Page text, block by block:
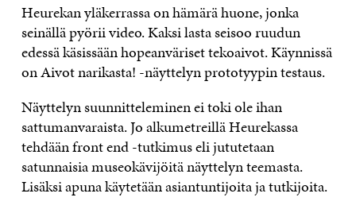
Heurekan yläkerrassa on hämärä huone, jonka
seinällä pyörii video. Kaksi lasta seisoo ruudun
edessä käsissään hopeanväriset tekoaivot. Käynnissä
on Aivot narikasta! -näyttelyn prototyypin testaus.
Näyttelyn suunnitteleminen ei toki ole ihan
sattumanvaraista. Jo alkumetreillä Heurekassa
tehdään front end -tutkimus eli jututetaan
satunnaisia museokävijöitä näyttelyn teemasta.
Lisäksi apuna käytetään asiantuntijoita ja tutkijoita.